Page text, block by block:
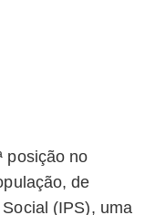
posição no
de
(IPS), uma